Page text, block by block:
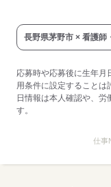
・公的資格取得、自己
・制服貸与
■その他手当：
・扶養手当
配偶者：1万円/満18歳
第3子以降：1万円／満
■受動喫煙防止措置：
長野県茅野市 × 看護師
応募時や応募後に生年
用条件に設定することは
日情報は本人確認や、労
す。
仕事